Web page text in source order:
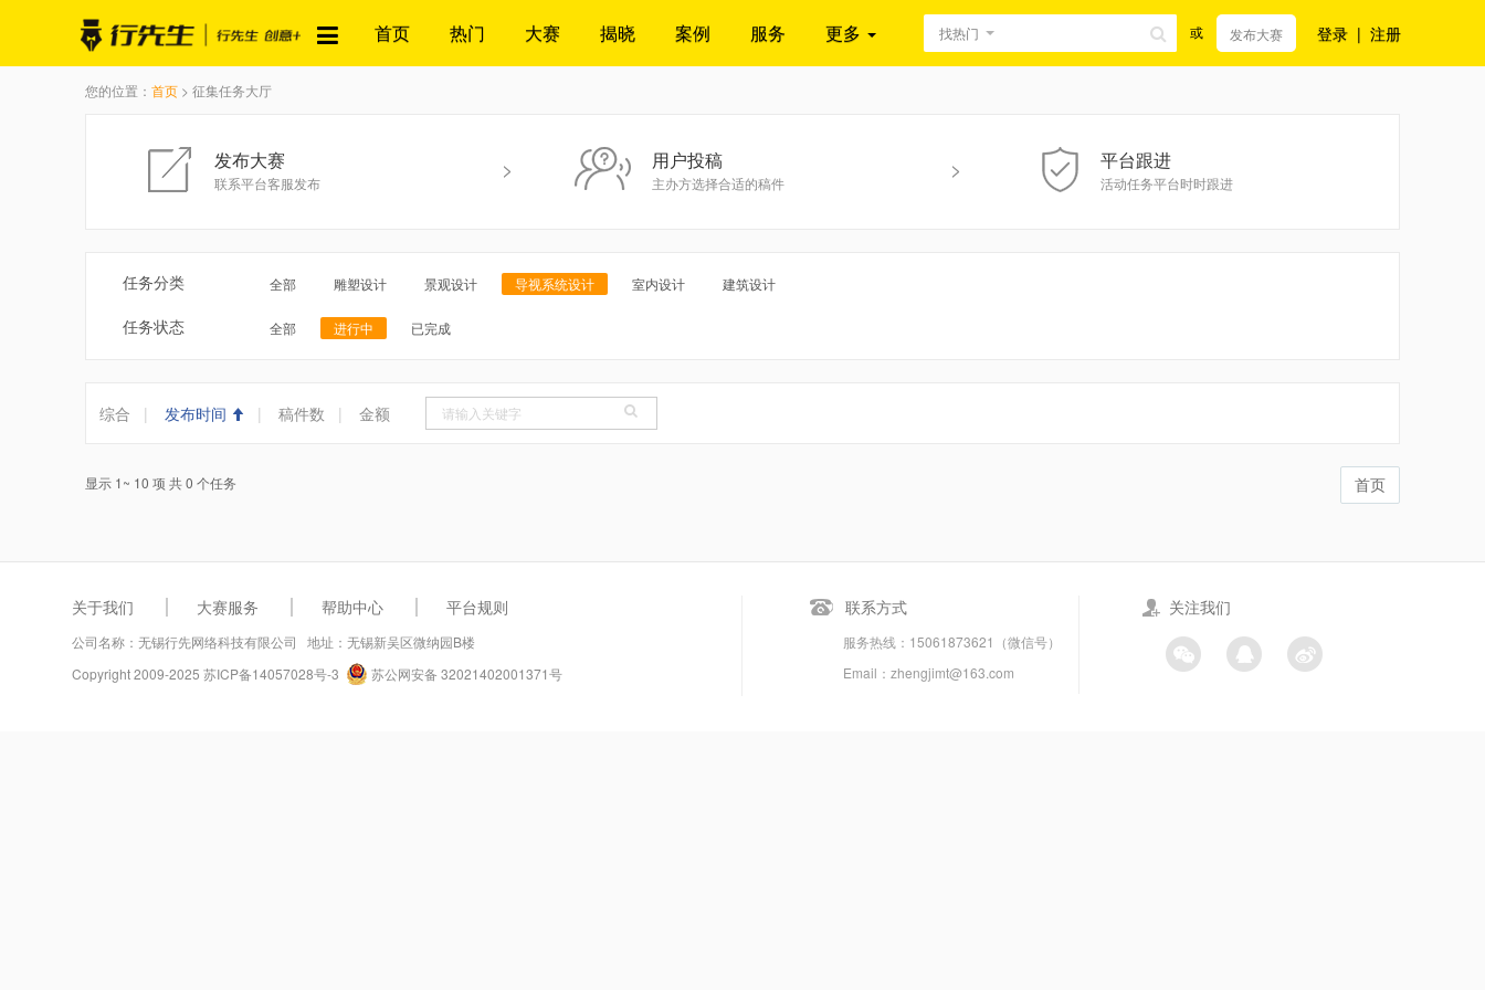
首页 热门 大赛 揭晓 案例 服务 更多 找热门 或 发布大赛 登录 | 注册
您的位置： 首页 > 征集任务大厅
发布大赛
联系平台客服发布
> 用户投稿
主办方选择合适的稿件
> 平台跟进
活动任务平台时时跟进
任务分类 全部 雕塑设计 景观设计 导视系统设计 室内设计 建筑设计
任务状态 全部 进行中 已完成
综合 | 发布时间 | 稿件数 | 金额
显示 1~ 10 项 共 0 个任务 首页
关于我们 大赛服务 帮助中心 平台规则
公司名称：无锡行先网络科技有限公司 地址：无锡新吴区微纳园B楼
Copyright 2009-2025 苏ICP备14057028号-3 苏公网安备 32021402001371号
联系方式
服务热线：15061873621（微信号）
Email：zhengjimt@163.com
关注我们